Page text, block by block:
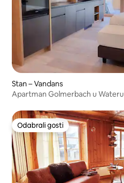
Stan – Vandans
Apartman Golmerbach u Wateru
Odabrali gosti
Odabrali gosti